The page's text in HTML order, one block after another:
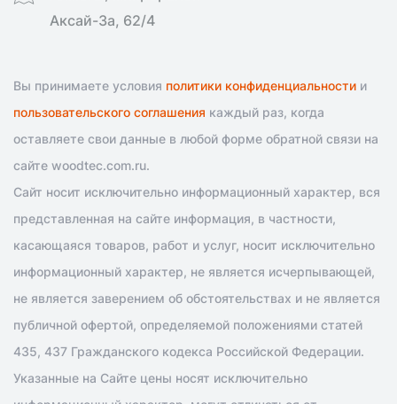
Аксай-3а, 62/4
Вы принимаете условия политики конфиденциальности и
пользовательского соглашения каждый раз, когда
оставляете свои данные в любой форме обратной связи на
сайте woodtec.com.ru.
Сайт носит исключительно информационный характер, вся
представленная на сайте информация, в частности,
касающаяся товаров, работ и услуг, носит исключительно
информационный характер, не является исчерпывающей,
не является заверением об обстоятельствах и не является
публичной офертой, определяемой положениями статей
435, 437 Гражданского кодекса Российской Федерации.
Указанные на Сайте цены носят исключительно